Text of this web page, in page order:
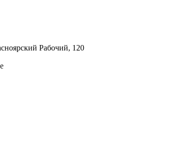
Рабочий, 120